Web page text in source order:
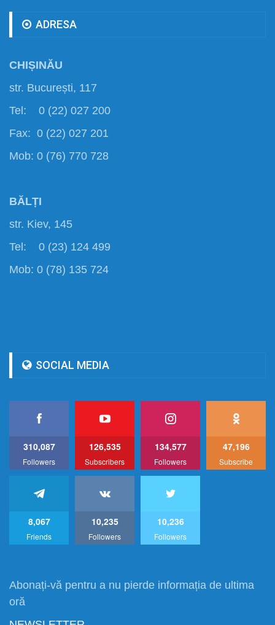
ADRESA
CHIȘINĂU
str. București, 117
Tel: 0 (22) 027 200
Fax: 0 (22) 027 201
Mob: 0 (76) 770 728
BĂLȚI
str. Kiev, 145
Tel: 0 (23) 124 499
Mob: 0 (78) 135 724
SOCIAL MEDIA
310,087
Followers
126,535
Subscribers
134,577
Followers
47,196
Subscribe
8,067
Friends
10,235
Followers
10,236
Followers
Abonați-vă pentru a nu pierde informația de ultima
oră